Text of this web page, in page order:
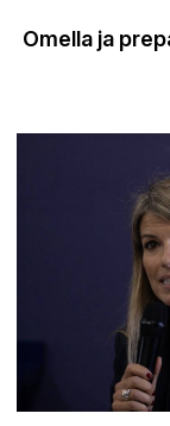
Omella ja